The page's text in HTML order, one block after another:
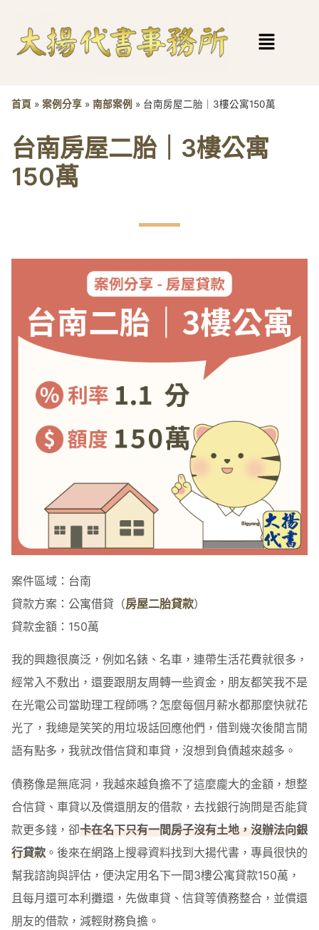
首頁 » 案例分享 » 南部案例 » 台南房屋二胎｜3樓公寓150萬
台南房屋二胎｜3樓公寓
150萬
案件區域：台南
貸款方案：公寓借貸（房屋二胎貸款）
貸款金額：150萬
我的興趣很廣泛，例如名錶、名車，連帶生活花費就很多，
經常入不敷出，還要跟朋友周轉一些資金，朋友都笑我不是
在光電公司當助理工程師嗎？怎麼每個月薪水都那麼快就花
光了，我總是笑笑的用垃圾話回應他們，借到幾次後閒言閒
語有點多，我就改借信貸和車貸，沒想到負債越來越多。
債務像是無底洞，我越來越負擔不了這麼龐大的金額，想整
合信貸、車貸以及償還朋友的借款，去找銀行詢問是否能貸
款更多錢，卻卡在名下只有一間房子沒有土地，沒辦法向銀
行貸款 。後來在網路上搜尋資料找到大揚代書，專員很快的
幫我諮詢與評估，便決定用名下一間3樓公寓貸款150萬，
且每月還可本利攤還，先做車貸、信貸等債務整合，並償還
朋友的借款，減輕財務負擔。